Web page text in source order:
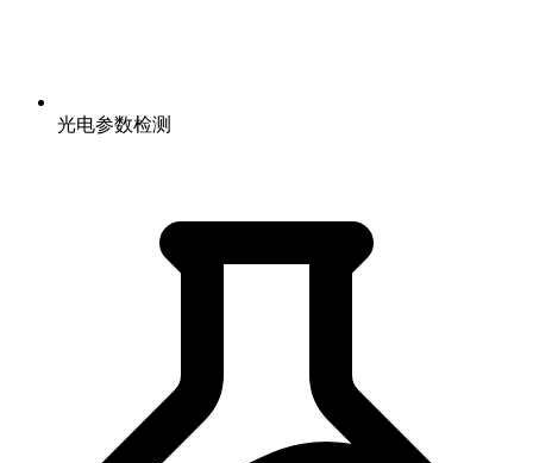
光电参数检测